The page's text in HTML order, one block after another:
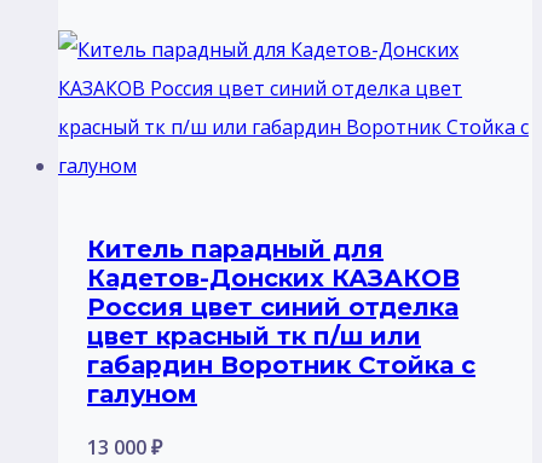
Китель парадный для
Кадетов-Донских КАЗАКОВ
Россия цвет синий отделка
цвет красный тк п/ш или
габардин Воротник Стойка с
галуном
13 000₽